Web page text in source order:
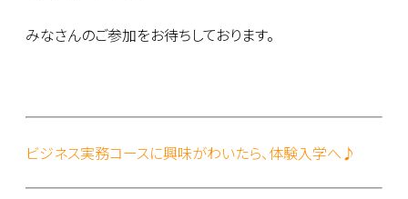
みなさんのご参加をお待ちしております。
ビジネス実務コースに興味がわいたら、体験入学へ♪